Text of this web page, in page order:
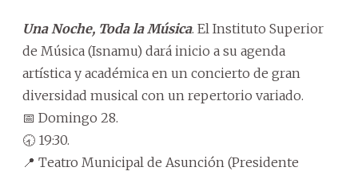
Una Noche, Toda la Música. El Instituto Superior
de Música (Isnamu) dará inicio a su agenda
artística y académica en un concierto de gran
diversidad musical con un repertorio variado.
📅 Domingo 28.
🕣 19:30.
📍 Teatro Municipal de Asunción (Presidente